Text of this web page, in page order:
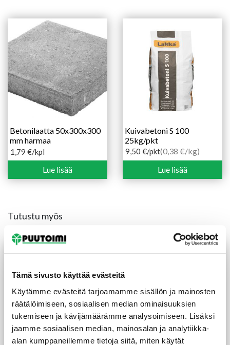
Tämä sivusto käyttää evästeitä
Käytämme evästeitä tarjoamamme sisällön ja mainosten
räätälöimiseen, sosiaalisen median ominaisuuksien
tukemiseen ja kävijämäärämme analysoimiseen. Lisäksi
jaamme sosiaalisen median, mainosalan ja analytiikka-
alan kumppaneillemme tietoja siitä, miten käytät
Betonilaatta 50x300x300
mm harmaa
1,79 €/kpl
Lue lisää
Kuivabetoni S 100
25kg/pkt
9,50 €/pkt(0,38 €/kg)
Lue lisää
Tutustu myös